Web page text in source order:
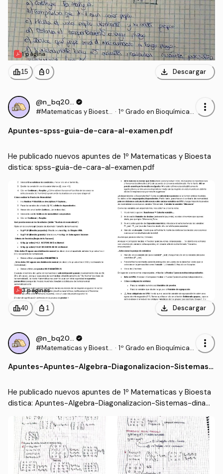
1 página
leaderboard15 personal_bag 0 download Descargar
@n_bq2006verified
#Matematicas y Bioesta · 1º Grado en Bioquímica
more_vert
Apuntes-spss-guia-de-cara-al-examen.pdf
He publicado nuevos apuntes de 1º Matematicas y Bioesta
distica: spss-guia-de-cara-al-examen.pdf
3 páginas
leaderboard40 personal_bag 1 download Descargar
@n_bq2006verified
#Matematicas y Bioesta · 1º Grado en Bioquímica
more_vert
Apuntes-Apuntes-Algebra-Diagonalizacion-Sistemas-
He publicado nuevos apuntes de 1º Matematicas y Bioesta
distica: Apuntes-Algebra-Diagonalizacion-Sistemas-dinami
cos-y-Ecuaciones-Diferenciales.pdf